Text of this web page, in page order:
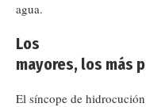
agua.
Los
mayores, los más
El síncope de